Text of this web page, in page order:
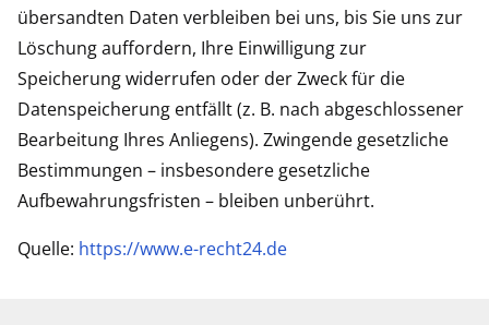
übersandten Daten verbleiben bei uns, bis Sie uns zur
Löschung auffordern, Ihre Einwilligung zur
Speicherung widerrufen oder der Zweck für die
Datenspeicherung entfällt (z. B. nach abgeschlossener
Bearbeitung Ihres Anliegens). Zwingende gesetzliche
Bestimmungen – insbesondere gesetzliche
Aufbewahrungsfristen – bleiben unberührt.
Quelle: https://www.e-recht24.de